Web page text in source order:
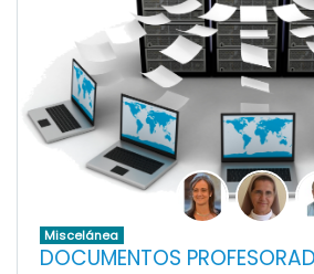
Miscelánea
DOCUMENTOS